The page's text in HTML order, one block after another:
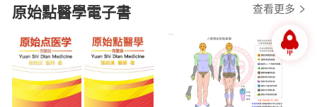
原始點醫學電子書 查看更多